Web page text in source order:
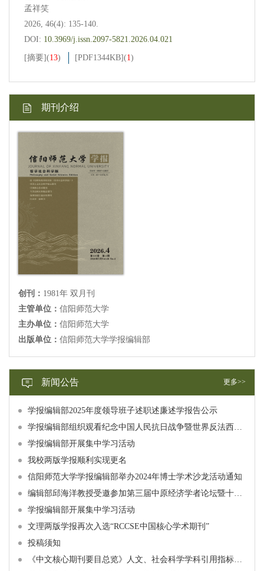
孟祥笑
2026, 46(4): 135-140.
DOI: 10.3969/j.issn.2097-5821.2026.04.021
[摘要](13) [PDF1344KB](1)
期刊介绍
创刊： 1981年 双月刊
主管单位： 信阳师范大学
主办单位： 信阳师范大学
出版单位： 信阳师范大学学报编辑部
新闻公告 更多>>
学报编辑部2025年度领导班子述职述廉述学报告公示
学报编辑部组织观看纪念中国人民抗日战争暨世界反法西斯战争胜利80周年大会直播
学报编辑部开展集中学习活动
我校两版学报顺利实现更名
信阳师范大学学报编辑部举办2024年博士学术沙龙活动通知
编辑部邱海洋教授受邀参加第三届中原经济学者论坛暨十家经济类期刊论文工作坊
学报编辑部开展集中学习活动
文理两版学报再次入选“RCCSE中国核心学术期刊”
投稿须知
《中文核心期刊要目总览》人文、社会科学学科引用指标统计来源期刊列表（2023 年版）